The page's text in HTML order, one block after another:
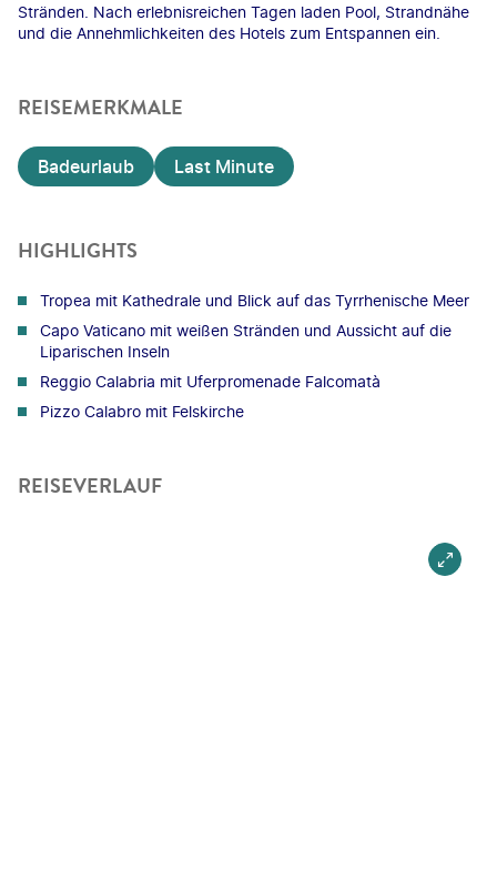
Stränden. Nach erlebnisreichen Tagen laden Pool, Strandnähe
und die Annehmlichkeiten des Hotels zum Entspannen ein.
REISEMERKMALE
Badeurlaub Last Minute
HIGHLIGHTS
Tropea mit Kathedrale und Blick auf das Tyrrhenische Meer
Capo Vaticano mit weißen Stränden und Aussicht auf die
Liparischen Inseln
Reggio Calabria mit Uferpromenade Falcomatà
Pizzo Calabro mit Felskirche
REISEVERLAUF